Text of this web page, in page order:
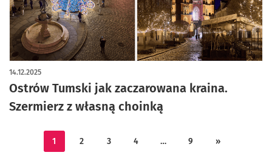
Ostrów Tumski jak zaczarowana kraina.
Szermierz z własną choinką
14.12.2025
artykuł z galerią zdjęć
1 2 3 4 … 9 »